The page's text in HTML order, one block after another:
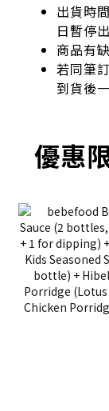
出貨時
日暫停
商品有
若同筆
到貨後
優惠